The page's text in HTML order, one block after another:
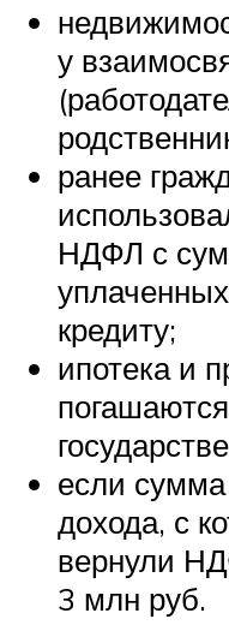
у
ранее
НДФЛ с
кредиту;
ипотека и
если сумма
дохода, с
вернули
3 млн руб.